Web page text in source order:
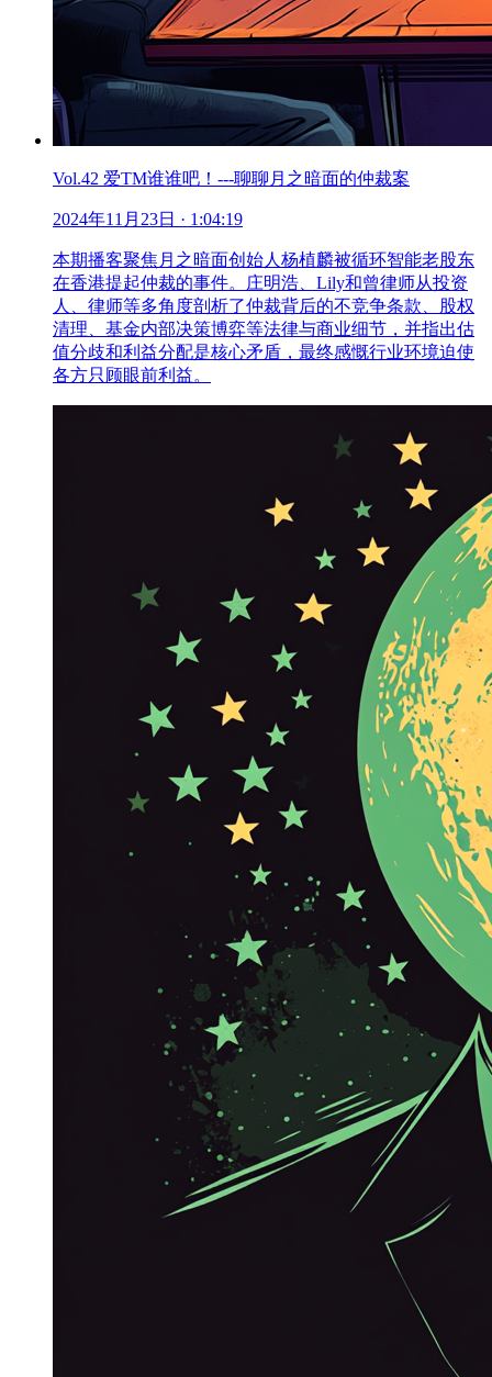
Vol.42 爱TM谁谁吧！---聊聊月之暗面的仲裁案
2024年11月23日 · 1:04:19
本期播客聚焦月之暗面创始人杨植麟被循环智能老股东
在香港提起仲裁的事件。庄明浩、Lily和曾律师从投资
人、律师等多角度剖析了仲裁背后的不竞争条款、股权
清理、基金内部决策博弈等法律与商业细节，并指出估
值分歧和利益分配是核心矛盾，最终感慨行业环境迫使
各方只顾眼前利益。